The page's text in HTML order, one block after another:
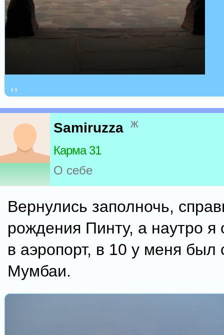
,,
Samiruzza ж
Карма 31
О себе
Вернулись заполночь,
рождения Пинту, а наутро я
в аэропорт, в 10 у меня был
Мумбаи.